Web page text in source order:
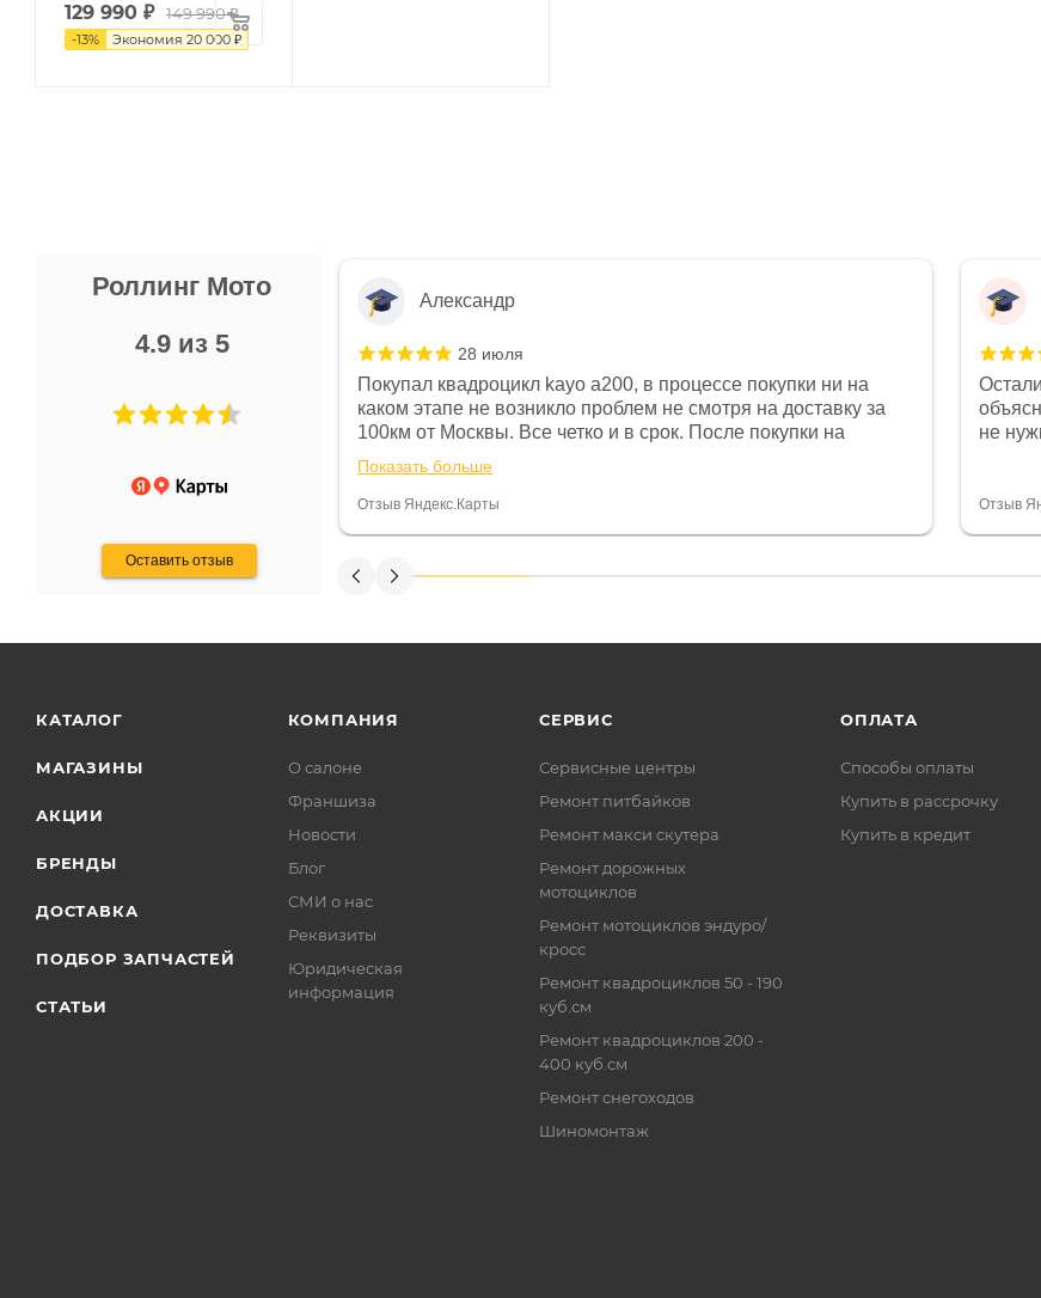
129 990 ₽ 149 990 ₽
-13% Экономия 20 000 ₽
Роллинг Мото
4.9 из 5
Оставить отзыв
Не понравились условия
и дают только на год)
Александр
28 июля
Покупал квадроцикл kayo a200, в процессе покупки ни на
каком этапе не возникло проблем не смотря на доставку за
100км от Москвы. Все четко и в срок. После покупки на
спидометре всегда был 0, при этом представители магазина
постоянно были на связи и в итоге проблема была решена.
Считаю, что это говорит о небезразличии к клиенту после
Показать больше
Отзыв Яндекс.Карты
не
Отзыв
КАТАЛОГ
МАГАЗИНЫ
АКЦИИ
БРЕНДЫ
ДОСТАВКА
ПОДБОР ЗАПЧАСТЕЙ
СТАТЬИ
КОМПАНИЯ
О салоне
Франшиза
Новости
Блог
СМИ о нас
Реквизиты
Юридическая
информация
СЕРВИС
Сервисные центры
Ремонт питбайков
Ремонт макси скутера
Ремонт дорожных
мотоциклов
Ремонт мотоциклов эндуро/
кросс
Ремонт квадроциклов 50 - 190
куб.см
Ремонт квадроциклов 200 -
400 куб.см
Ремонт снегоходов
Шиномонтаж
ОПЛАТА
Способы оплаты
Купить в рассрочку
Купить в кредит